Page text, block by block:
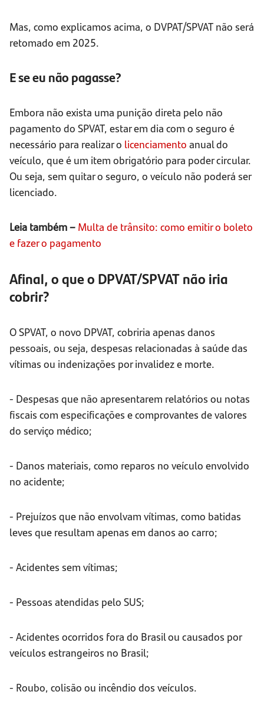
Mas, como explicamos acima, o DVPAT/SPVAT não será
retomado em 2025.
E se eu não pagasse?
Embora não exista uma punição direta pelo não
pagamento do SPVAT, estar em dia com o seguro é
necessário para realizar o licenciamento anual do
veículo, que é um item obrigatório para poder circular.
Ou seja, sem quitar o seguro, o veículo não poderá ser
licenciado.
Leia também – Multa de trânsito: como emitir o boleto
e fazer o pagamento
Afinal, o que o DPVAT/SPVAT não iria
cobrir?
O SPVAT, o novo DPVAT, cobriria apenas danos
pessoais, ou seja, despesas relacionadas à saúde das
vítimas ou indenizações por invalidez e morte.
- Despesas que não apresentarem relatórios ou notas
fiscais com especificações e comprovantes de valores
do serviço médico;
- Danos materiais, como reparos no veículo envolvido
no acidente;
- Prejuízos que não envolvam vítimas, como batidas
leves que resultam apenas em danos ao carro;
- Acidentes sem vítimas;
- Pessoas atendidas pelo SUS;
- Acidentes ocorridos fora do Brasil ou causados por
veículos estrangeiros no Brasil;
- Roubo, colisão ou incêndio dos veículos.